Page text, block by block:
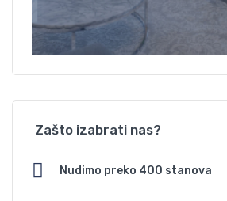
Zašto izabrati nas?
Nudimo preko 400 stanova